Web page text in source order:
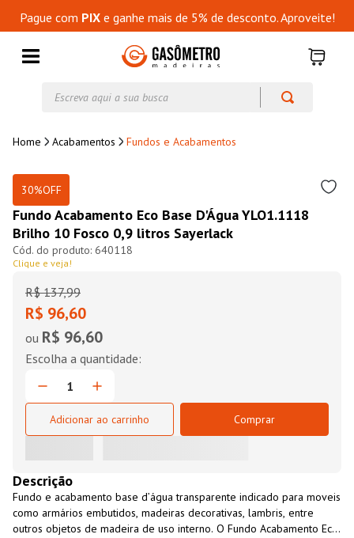
Pague com PIXe ganhe mais de 5% de desconto. Aproveite!
Acabamentos Fundos e Acabamentos
30%OFF
Fundo Acabamento Eco Base D'Água YLO1.1118
Brilho 10 Fosco 0,9 litros Sayerlack
640118
Clique e veja!
R$ 137,99
R$ 96,60
ou R$ 96,60
Adicionar ao carrinho Comprar
Descrição
Fundo e acabamento base d’água transparente indicado para moveis
como armários embutidos, madeiras decorativas, lambris, entre
outros objetos de madeira de uso interno. O Fundo Acabamento Eco